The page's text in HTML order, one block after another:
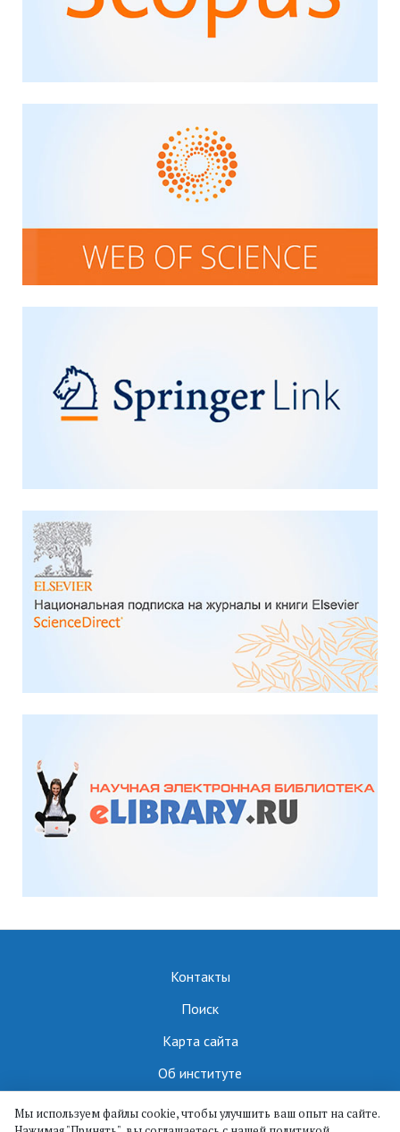
Контакты
Поиск
Карта сайта
Об институте
Мы используем файлы cookie, чтобы улучшить ваш опыт на сайте.